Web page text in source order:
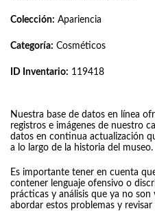
Colección: Apariencia
Categoría: Cosméticos
ID Inventario: 119418
Nuestra base de datos en línea
registros e imágenes de nuestro
datos en continua actualización
a lo largo de la historia del museo.
Es importante tener en cuenta
contener lenguaje ofensivo o
prácticas y análisis que ya no
abordar estos problemas y